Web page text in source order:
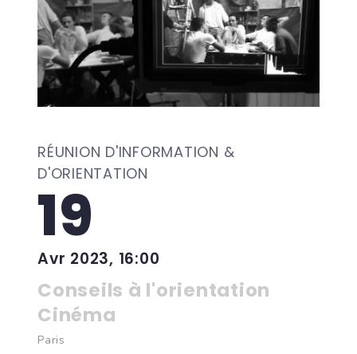
RÉUNION D'INFORMATION &
D'ORIENTATION
19
Avr 2023, 16:00
Conseils à l'orientation
Cinéma
Paris